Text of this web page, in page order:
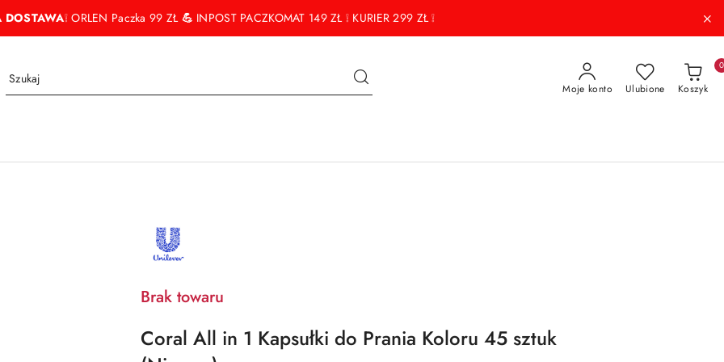
DOSTAWA❕ ORLEN Paczka 99 ZŁ💪 INPOST PACZKOMAT 149 ZŁ ❕ KURIER 299 ZŁ ❕
Moje konto Ulubione Koszyk
0
PRODUCENTA:
UNILEVER
Brak towaru
Coral All in 1 Kapsułki do Prania Koloru 45 sztuk